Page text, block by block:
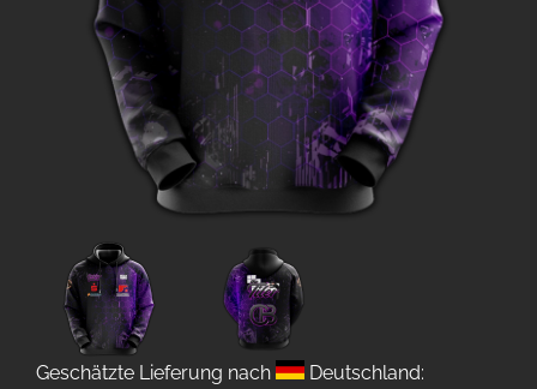
Geschätzte Lieferung nach
Deutschland: